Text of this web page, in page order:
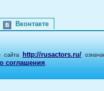
Вконтакте
сайта http://rusactors.ru/
соглашения